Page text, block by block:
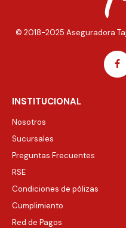
© 2018-2025 Aseguradora
INSTITUCIONAL
Nosotros
Sucursales
Preguntas Frecuentes
RSE
Condiciones de pólizas
Cumplimiento
Red de Pagos